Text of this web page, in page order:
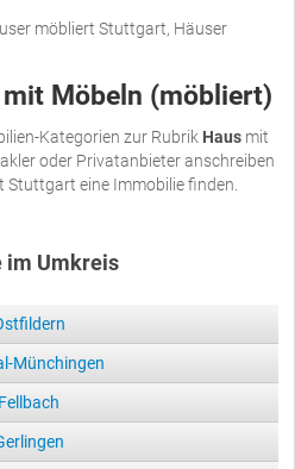
möbliert Stuttgart, Häuser
Möbeln (möbliert)
Kategorien zur Rubrik Haus mit
oder Privatanbieter anschreiben
Stuttgart eine Immobilie finden.
im Umkreis
Münchingen
Fellbach